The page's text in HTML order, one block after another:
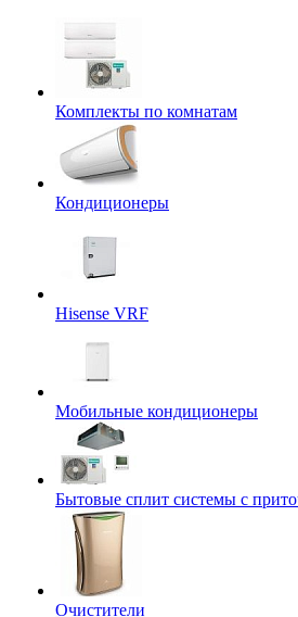
Комплекты по комнатам
Кондиционеры
Hisense VRF
Мобильные кондиционеры
Бытовые сплит системы с
Очистители